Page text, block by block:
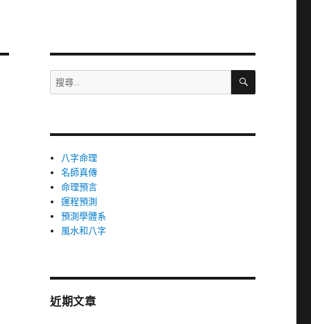
搜
尋
字:
搜
八字命理
名師真傳
命理預言
運程預測
預測學體系
風水和八字
近期文章